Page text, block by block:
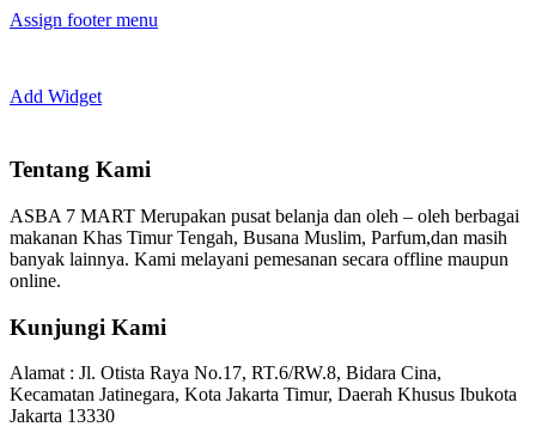
Assign footer menu
Add Widget
Tentang Kami
ASBA 7 MART Merupakan pusat belanja dan oleh – oleh berbagai
makanan Khas Timur Tengah, Busana Muslim, Parfum,dan masih
banyak lainnya. Kami melayani pemesanan secara offline maupun
online.
Kunjungi Kami
Alamat : Jl. Otista Raya No.17, RT.6/RW.8, Bidara Cina,
Kecamatan Jatinegara, Kota Jakarta Timur, Daerah Khusus Ibukota
Jakarta 13330